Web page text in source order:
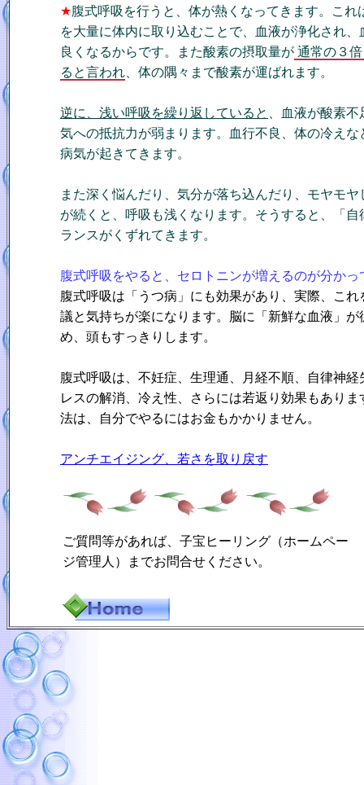
★腹式呼吸を行うと、体が熱くなってきます。これ
を大量に体内に取り込むことで、血液が浄化され、
良くなるからです。また酸素の摂取量が 通常の３
ると言われ 、体の隅々まで酸素が運ばれます。
逆に、浅い呼吸を繰り返していると
、血液が酸素
気への抵抗力が弱まります。血行不良、体の冷えな
病気が起きてきます。
また深く悩んだり、気分が落ち込んだり、モヤモヤ
が続くと、呼吸も浅くなります。そうすると、「自
ランスがくずれてきます。
腹式呼吸をやると、セロトニンが増えるのが分かっ
腹式呼吸は「うつ病」にも効果があり、実際、これ
議と気持ちが楽になります。脳に「新鮮な血液」が
め、頭もすっきりします。
腹式呼吸は、不妊症、生理通、月経不順、自律神経
レスの解消、冷え性、さらには若返り効果もありま
法は、自分でやるにはお金もかかりません。
アンチエイジング、若さを取り戻す
ご質問等があれば、子宝ヒーリング（ホームペー
ジ管理人）までお問合せください。